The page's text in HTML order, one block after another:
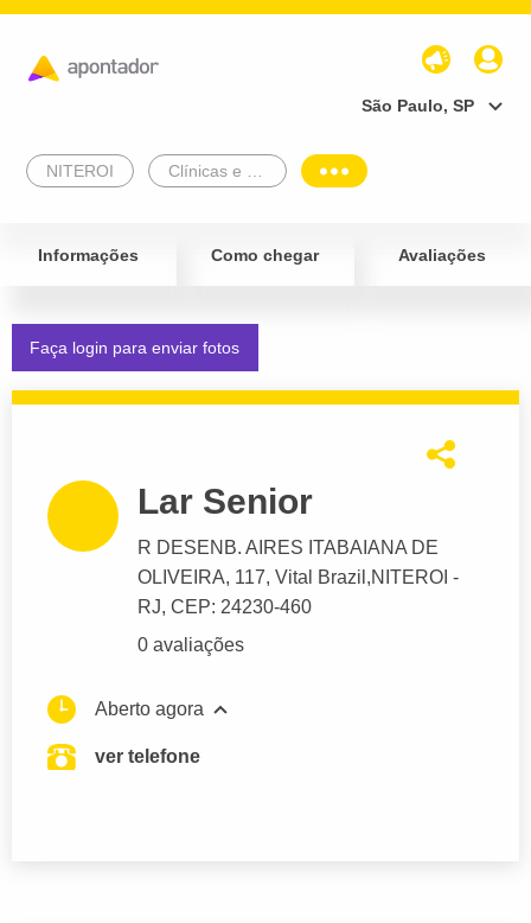
São Paulo, SP
NITEROI
Informações Como chegar Avaliações
Faça login para enviar fotos
Lar Senior
R DESENB. AIRES ITABAIANA DE
OLIVEIRA, 117, Vital Brazil,NITEROI -
RJ, CEP: 24230-460
0 avaliações
Aberto agora
ver telefone